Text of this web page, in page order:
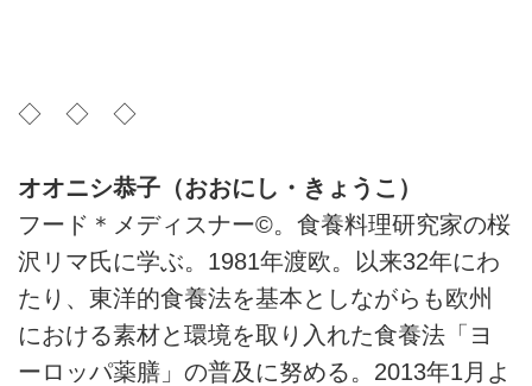
◇ ◇ ◇
オオニシ恭子（おおにし・きょうこ）
フード＊メディスナー©。食養料理研究家の桜
沢リマ氏に学ぶ。1981年渡欧。以来32年にわ
たり、東洋的食養法を基本としながらも欧州
における素材と環境を取り入れた食養法「ヨ
ーロッパ薬膳」の普及に努める。2013年1月よ